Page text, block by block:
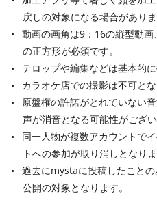
戻しの対象になる場合があり
動画の画角は9：16の縦型動
の正方形が必須です。
テロップや編集などは基本的
カラオケ店での撮影は不可とな
原盤権の許諾がとれていない
声が消音となる可能性がござい
同一人物が複数アカウントで
トへの参加が取り消しとなりま
過去にmystaに投稿したこと
公開の対象となります。